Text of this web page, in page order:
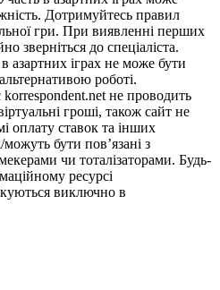
Дотримуйтесь правил
гри. При виявленні перших
зверніться до спеціаліста.
азартних іграх не може бути
роботі.
не проводить
гроші, також сайт не
оплату ставок та інших
можуть бути пов’язані з
чи тоталізаторами. Будь-
ресурсі
виключно в